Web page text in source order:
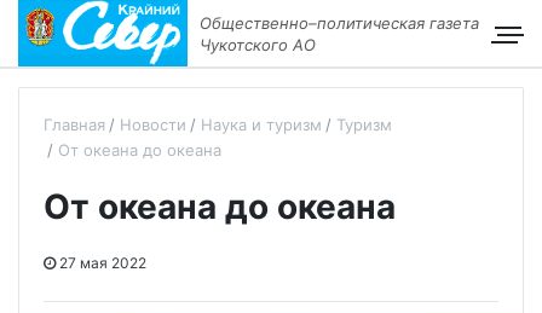
Общественно–политическая газета
Чукотского АО
Главная Новости Наука и туризм
Туризм
От океана до океана
От океана до океана
27 мая 2022